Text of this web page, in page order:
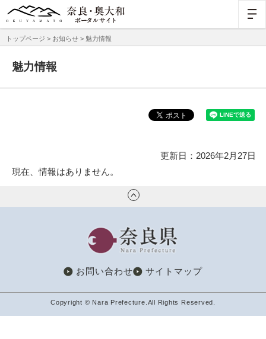
トップページ > お知らせ > 魅力情報
魅力情報
更新日：2026年2月27日
現在、情報はありません。
奈良県
お問い合わせ サイトマップ
Copyright © Nara Prefecture.All Rights Reserved.